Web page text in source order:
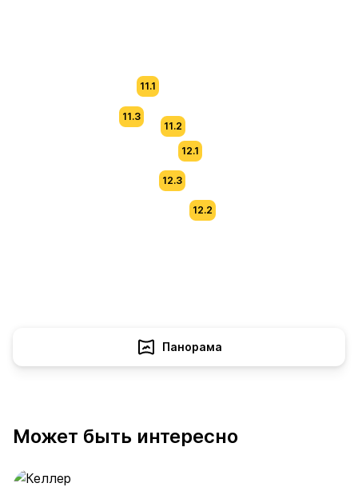
11.3
11.1
11.2
12.1
12.2
12.3
Панорама
Может быть интересно